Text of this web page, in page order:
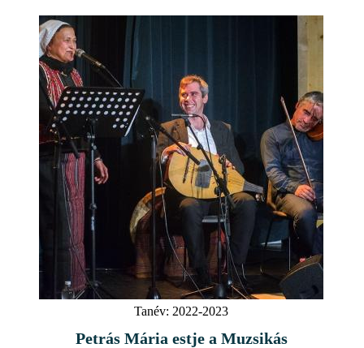
Tanév: 2022-2023
Petrás Mária estje a Muzsikás